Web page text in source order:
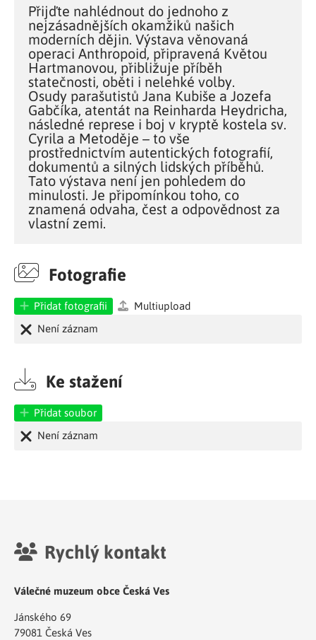
Přijďte nahlédnout do jednoho z
nejzásadnějších okamžiků našich
moderních dějin. Výstava věnovaná
operaci Anthropoid, připravená Květou
Hartmanovou, přibližuje příběh
statečnosti, oběti i nelehké volby.
Osudy parašutistů Jana Kubiše a Jozefa
Gabčíka, atentát na Reinharda Heydricha,
následné represe i boj v kryptě kostela sv.
Cyrila a Metoděje – to vše
prostřednictvím autentických fotografií,
dokumentů a silných lidských příběhů.
Tato výstava není jen pohledem do
minulosti. Je připomínkou toho, co
znamená odvaha, čest a odpovědnost za
vlastní zemi.
Fotografie
Přidat fotografii
Multiupload
Není záznam
Ke stažení
Přidat soubor
Není záznam
Rychlý kontakt
Válečné muzeum obce Česká Ves
Jánského 69
79081 Česká Ves